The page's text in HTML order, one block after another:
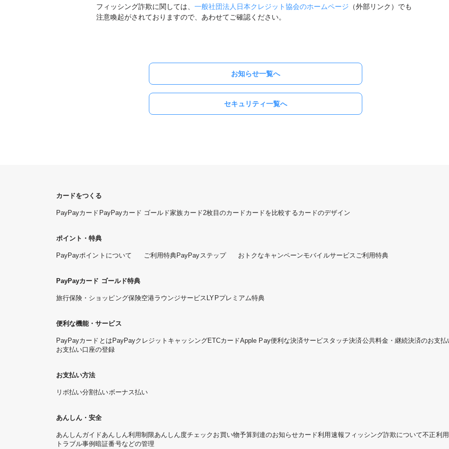
フィッシング詐欺に関しては、 一般社団法人日本クレジット協会のホームページ （外部リンク）でも
注意喚起がされておりますので、あわせてご確認ください。
お知らせ一覧へ
セキュリティ一覧へ
カードをつくる
PayPayカード PayPayカード ゴールド家族カード2枚目のカードカードを比較するカードのデザイン
ポイント・特典
PayPayポイントについて ご利用特典PayPayステップ おトクなキャンペーンモバイルサービスご利用特典
PayPayカード ゴールド特典
旅行保険・ショッピング保険空港ラウンジサービス LYPプレミアム特典
便利な機能・サービス
PayPayカードとは PayPayクレジット キャッシングETCカードApple Pay便利な決済サービスタッチ決済公共料金・継続決済のお支払
お支払い口座の登録
お支払い方法
リボ払い分割払いボーナス払い
あんしん・安全
あんしんガイドあんしん利用制限あんしん度チェック お買い物予算到達のお知らせカード利用速報フィッシング詐欺について不正利
トラブル事例暗証番号などの管理